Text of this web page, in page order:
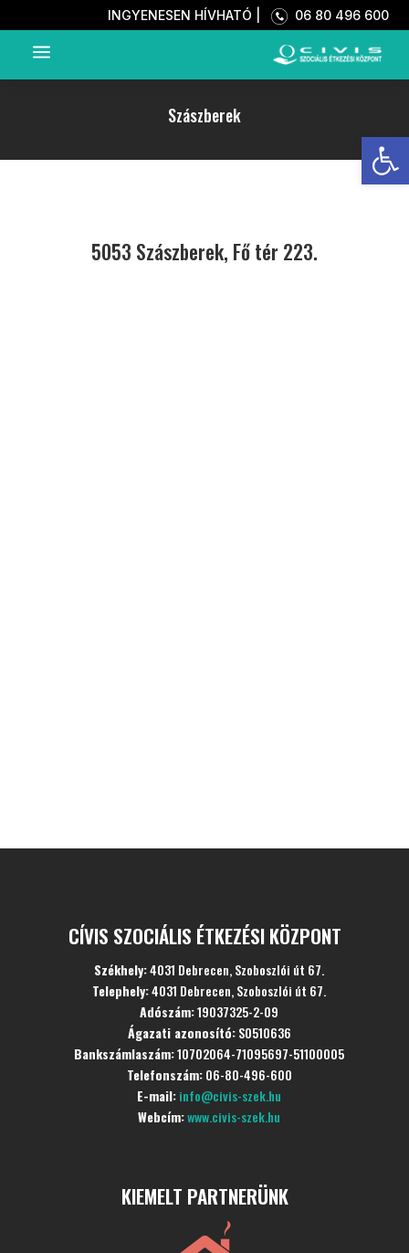
INGYENESEN HÍVHATÓ | 06 80 496 600
a
Szászberek
5053 Szászberek, Fő tér 223.
CÍVIS SZOCIÁLIS ÉTKEZÉSI KÖZPONT
Székhely:4031 Debrecen, Szoboszlói út 67.
Telephely:4031 Debrecen, Szoboszlói út 67.
Adószám:19037325-2-09
Ágazati azonosító:S0510636
Bankszámlaszám:10702064-71095697-51100005
Telefonszám:06-80-496-600
E-mail:info@civis-szek.hu
Webcím:www.civis-szek.hu
KIEMELT PARTNERÜNK